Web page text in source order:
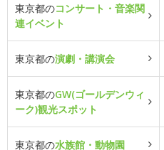
東京都のコンサート・音楽関
連イベント
東京都の演劇・講演会
東京都のGW(ゴールデンウィ
ーク)観光スポット
東京都の水族館・動物園